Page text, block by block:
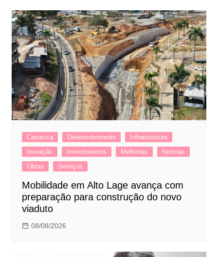
Cariacica Desenvolvimento
Infraestrutura
Inovação
Investimentos Melhorias
Noticias
Obras
Serviços
Mobilidade em Alto Lage avança com
preparação para construção do novo
viaduto
08/08/2026